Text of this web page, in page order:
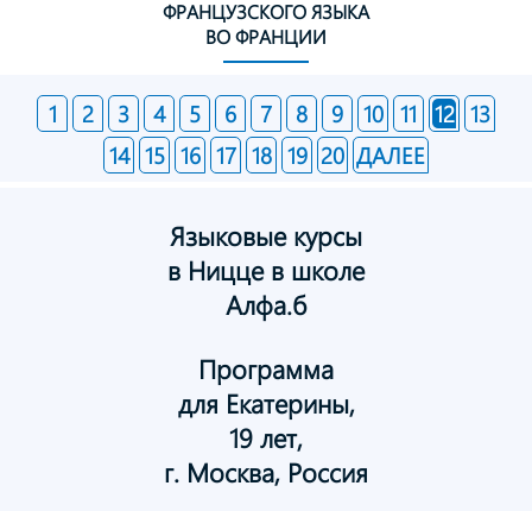
ФРАНЦУЗСКОГО ЯЗЫКА
ВО ФРАНЦИИ
1 2 3 4 5 6 7 8 9 10 11 12 13
14 15 16 17 18 19 20 ДАЛЕЕ
Языковые курсы
в Ницце в школе
Алфа.б
Программа
для Екатерины,
19 лет,
г. Москва, Россия